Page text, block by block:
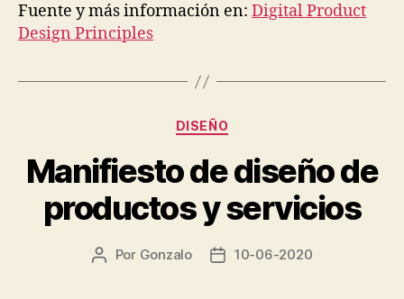
Fuente y más información en: Digital Product
Design Principles
Categorías
DISEÑO
Manifiesto de diseño de
productos y servicios
Autor
Por Gonzalo
Fecha10-06-2020